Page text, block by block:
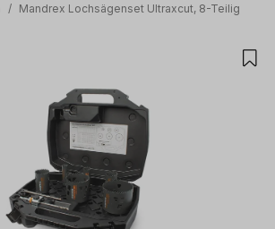
/ Mandrex Lochsägenset Ultraxcut, 8-Teilig